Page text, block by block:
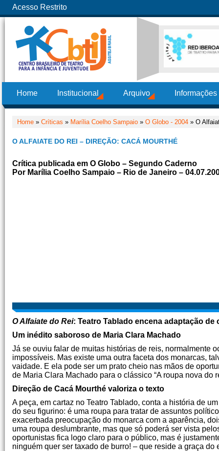
Acesso Restrito
Home Institucional Arquivo
Home » Críticas » Marília Coelho Sampaio » O Globo - 2004 » O
O ALFAIATE DO REI – DIREÇÃO: CACÁ MOURTHÉ
Crítica publicada em O Globo – Segundo Caderno
Por Marília Coelho Sampaio – Rio de Janeiro –
O Alfaiate do Rei: Teatro Tablado encena adaptação
Um inédito saboroso de Maria Clara Machado
Já se ouviu falar de muitas histórias de reis, normalmente
impossíveis. Mas existe uma outra faceta dos monarcas,
vaidade. E ela pode ser um prato cheio nas mãos de
de Maria Clara Machado para o clássico “A roupa nova do
Direção de Cacá Mourthé valoriza o texto
A peça, em cartaz no Teatro Tablado, conta a história de
do seu figurino: é uma roupa para tratar de assuntos
exacerbada preocupação do monarca com a aparência,
uma roupa deslumbrante, mas que só poderá ser vista
oportunistas fica logo claro para o público, mas é
ninguém quer ser taxado de burro! – que reside a graça do